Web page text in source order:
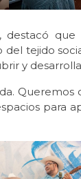
destacó
tejido
y
para